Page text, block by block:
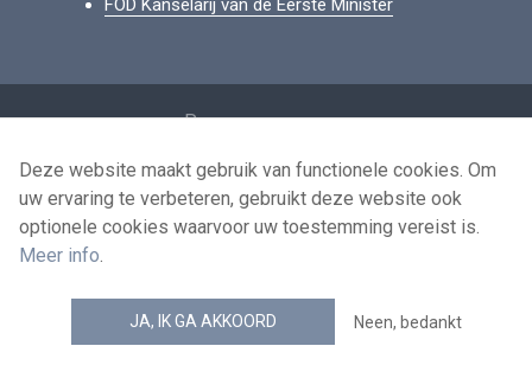
FOD Kanselarij van de Eerste Minister
Persoonsgegevens
Voorwaarden voor het hergebruik
Contacteer ons
news.belgium RSS feed
© 2026 - news.belgium.be
Deze website maakt gebruik van functionele cookies. Om
uw ervaring te verbeteren, gebruikt deze website ook
optionele cookies waarvoor uw toestemming vereist is.
Meer info.
JA, IK GA AKKOORD Neen, bedankt